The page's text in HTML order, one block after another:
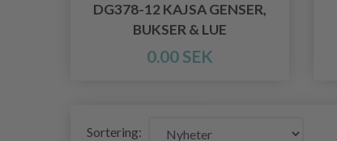
DG378-12 KAJSA GENSER,
BUKSER & LUE
0.00 SEK
Sortering: